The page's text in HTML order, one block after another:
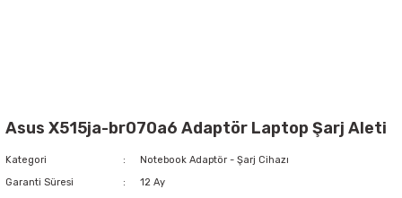
Asus X515ja-br070a6 Adaptör Laptop Şarj Aleti
Kategori
Notebook Adaptör - Şarj Cihazı
Garanti Süresi
12 Ay